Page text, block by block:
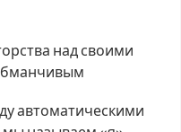
над своими
автоматическими